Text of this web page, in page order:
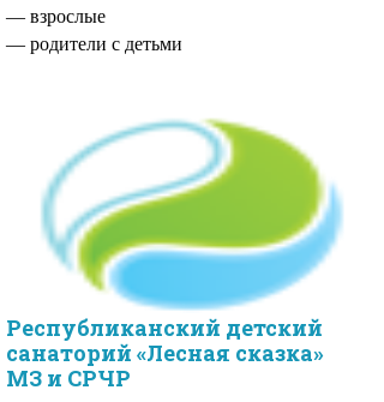
— родители с детьми
Республиканский детский
санаторий «Лесная сказка»
МЗ и СРЧР